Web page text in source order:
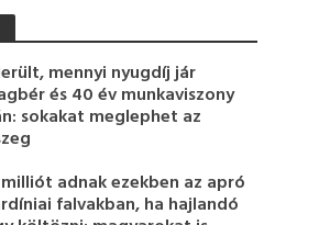
mennyi nyugdíj jár
és 40 év munkaviszony
sokakat meglephet az
adnak ezekben az apró
falvakban, ha hajlandó